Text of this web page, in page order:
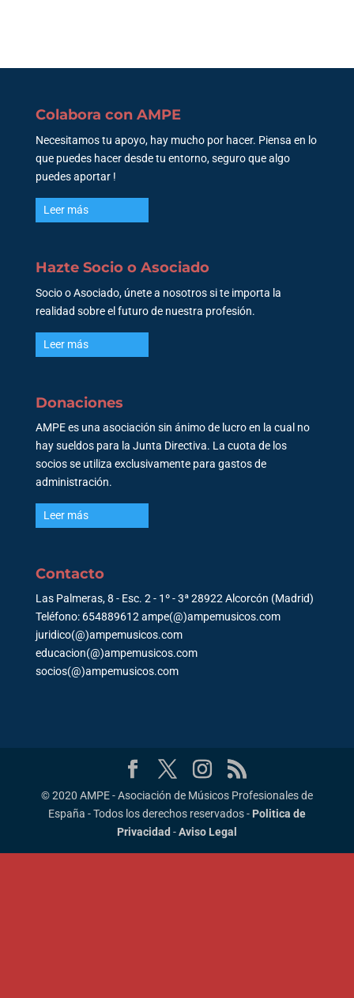
Colabora con AMPE
Necesitamos tu apoyo, hay mucho por hacer. Piensa en lo
que puedes hacer desde tu entorno, seguro que algo
puedes aportar !
Leer más
Hazte Socio o Asociado
Socio o Asociado, únete a nosotros si te importa la
realidad sobre el futuro de nuestra profesión.
Leer más
Donaciones
AMPE es una asociación sin ánimo de lucro en la cual no
hay sueldos para la Junta Directiva. La cuota de los
socios se utiliza exclusivamente para gastos de
administración.
Leer más
Contacto
Las Palmeras, 8 - Esc. 2 - 1º - 3ª 28922 Alcorcón (Madrid)
Teléfono: 654889612 ampe(@)ampemusicos.com
juridico(@)ampemusicos.com
educacion(@)ampemusicos.com
socios(@)ampemusicos.com
© 2020 AMPE - Asociación de Músicos Profesionales de
España - Todos los derechos reservados - Politica de
Privacidad -Aviso Legal